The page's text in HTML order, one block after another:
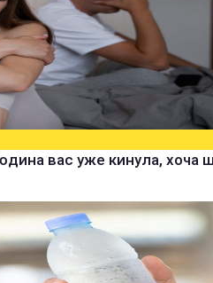
вас уже кинула, хоча